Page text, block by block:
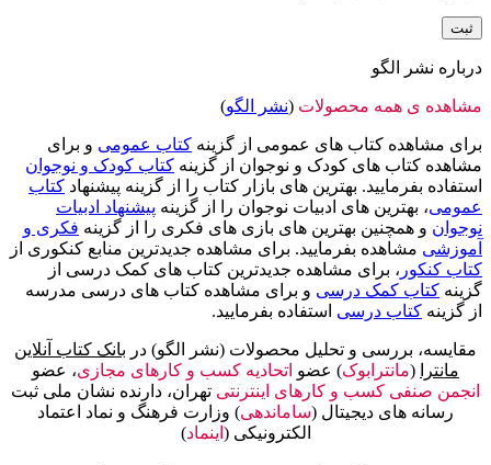
درباره نشر الگو
مشاهده ی همه محصولات (نشر الگو)
برای مشاهده کتاب های عمومی از گزینه کتاب عمومی و برای
مشاهده کتاب های کودک و نوجوان از گزینه کتاب کودک و نوجوان
استفاده بفرمایید. بهترین های بازار کتاب را از گزینه پیشنهاد کتاب
عمومی، بهترین های ادبیات نوجوان را از گزینه پیشنهاد ادبیات
نوجوان و همچنین بهترین های بازی های فکری را از گزینه فکری و
آموزشی مشاهده بفرمایید. برای مشاهده جدیدترین منابع کنکوری از
کتاب کنکور ، برای مشاهده جدیدترین کتاب های کمک درسی از
گزینه کتاب کمک درسی و برای مشاهده کتاب های درسی مدرسه
از گزینه کتاب درسی استفاده بفرمایید.
مقایسه، بررسی و تحلیل محصولات (نشر الگو) در بانک کتاب آنلاین
مانترا
(مانترابوک) عضو اتحادیه کسب و کارهای مجازی، عضو
انجمن صنفی کسب و کارهای اینترنتی تهران، دارنده نشان ملی ثبت
رسانه های دیجیتال (ساماندهی) وزارت فرهنگ و نماد اعتماد
الکترونیکی ( اینماد)